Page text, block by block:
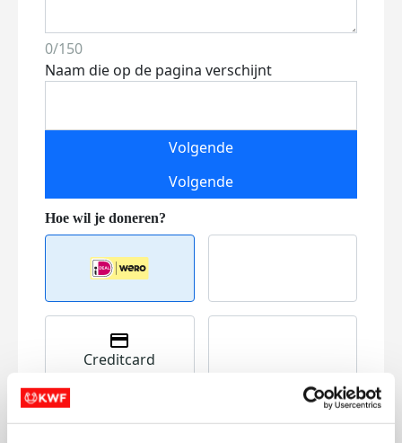
0/150
Naam die op de pagina verschijnt
Volgende
Volgende
Creditcard
Referentie